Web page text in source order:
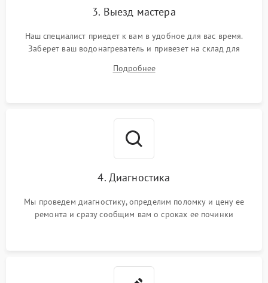
3. Выезд мастера
Наш специалист приедет к вам в удобное для вас время.
Заберет ваш водонагреватель и привезет на склад для
Подробнее
4. Диагностика
Мы проведем диагностику, определим поломку и цену ее
ремонта и сразу сообщим вам о сроках ее починки